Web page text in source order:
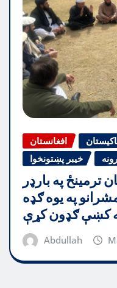
افغانستان
خیبر پښتونخوا
ترمینځ په بارډر
په یوه ګډه
کښې ګډون کړې
Abdullah